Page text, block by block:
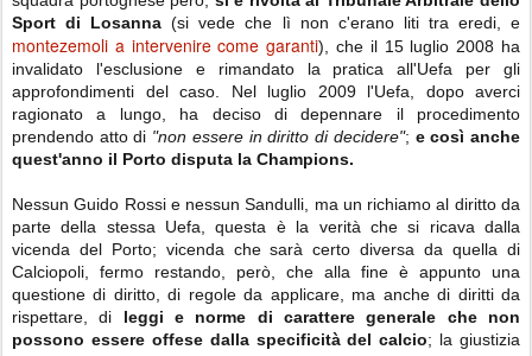
Sport di Losanna (si vede che lì non c'erano liti tra eredi, e
montezemoli a intervenire come garanti), che il 15 luglio 2008 ha
invalidato l'esclusione e rimandato la pratica all'Uefa per gli
approfondimenti del caso. Nel luglio 2009 l'Uefa, dopo averci
ragionato a lungo, ha deciso di depennare il procedimento
prendendo atto di "non essere in diritto di decidere"; e così anche
quest'anno il Porto disputa la Champions.
Nessun Guido Rossi e nessun Sandulli, ma un richiamo al diritto da
parte della stessa Uefa, questa è la verità che si ricava dalla
vicenda del Porto; vicenda che sarà certo diversa da quella di
Calciopoli, fermo restando, però, che alla fine è appunto una
questione di diritto, di regole da applicare, ma anche di diritti da
rispettare, di leggi e norme di carattere generale che non
possono essere offese dalla specificità del calcio; la giustizia